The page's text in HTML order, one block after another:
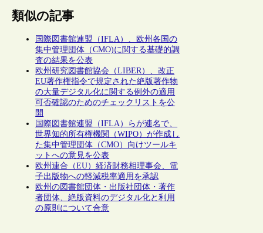
類似の記事
国際図書館連盟（IFLA）、欧州各国の
集中管理団体（CMO)に関する基礎的調
査の結果を公表
欧州研究図書館協会（LIBER）、改正
EU著作権指令で規定された絶版著作物
の大量デジタル化に関する例外の適用
可否確認のためのチェックリストを公
開
国際図書館連盟（IFLA）らが連名で、
世界知的所有権機関（WIPO）が作成し
た集中管理団体（CMO）向けツールキ
ットへの意見を公表
欧州連合（EU）経済財務相理事会、電
子出版物への軽減税率適用を承認
欧州の図書館団体・出版社団体・著作
者団体、絶版資料のデジタル化と利用
の原則について合意